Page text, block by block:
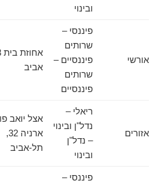
ובינוי
אורשי
פיננסי –
שרותים
פיננסיים –
שרותים
פיננסיים
אביב
אזורים
ריאלי –
נדל"ן ובינוי
– נדל"ן
ובינוי
אצל יואב
ארניה 32,
תל-אביב
פיננסי –